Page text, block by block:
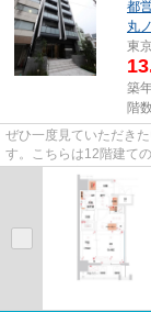
都
丸
東
築
階
ぜひ一度見ていただき
す。こちらは12階建て
ある空間が広がっている